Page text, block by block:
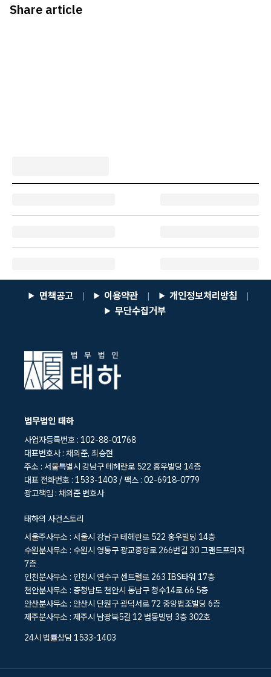
Share article
면책공고 | 이용약관 | 개인정보처리방침 |
무단수집거부
법무법인 태하
사업자등록번호 : 102-88-01768
대표변호사 : 채의준, 최승현
주소 : 서울특별시 강남구 테헤란로 522 홍우빌딩 14층
대표 전화번호 : 1533-1403 / 팩스 : 02-6918-0779
광고책임 : 채의준 변호사
태하의 사건스토리
서울주사무소 : 서울시 강남구 테헤란로 522 홍우빌딩 14층
수원분사무소 : 수원시 영통구 광교중앙로 266번길 30 그랜드프라자
7층
인천분사무소 : 인천시 연수구 센트럴로 263 IBS타워 17층
천안분사무소 : 충청남도 천안시 동남구 청수14로 66 5층
안산분사무소 : 안산시 단원구 광덕서로 72 중앙법조빌딩 6층
제주분사무소 : 제주시 남광북5길 12 범동빌딩 3층 302호
24시 법률상담 1533-1403